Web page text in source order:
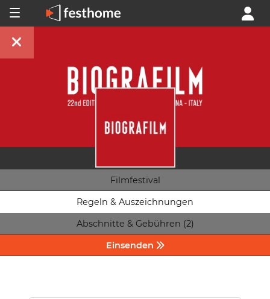
Filmfestival
Regeln & Auszeichnungen
Abschnitte & Gebühren (2)
Einsenden